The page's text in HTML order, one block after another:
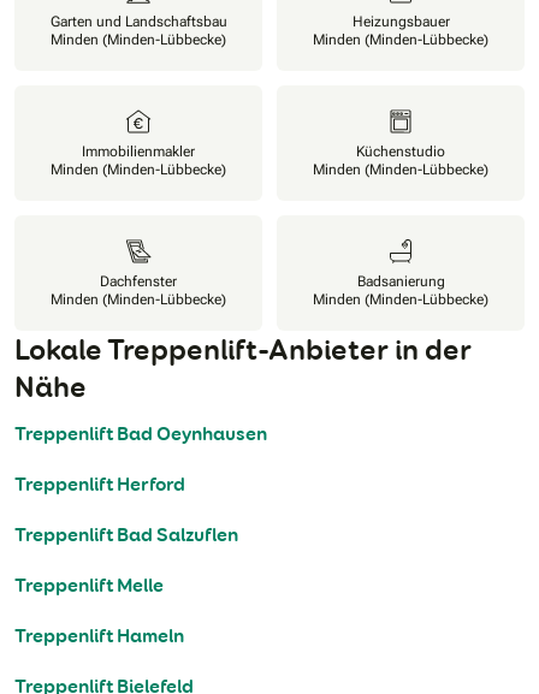
Garten und Landschaftsbau
Minden (Minden-Lübbecke)
Heizungsbauer
Minden (Minden-Lübbecke)
Immobilienmakler
Minden (Minden-Lübbecke)
Küchenstudio
Minden (Minden-Lübbecke)
Dachfenster
Minden (Minden-Lübbecke)
Badsanierung
Minden (Minden-Lübbecke)
Lokale Treppenlift-Anbieter in der
Nähe
Treppenlift Bad Oeynhausen
Treppenlift Herford
Treppenlift Bad Salzuflen
Treppenlift Melle
Treppenlift Hameln
Treppenlift Bielefeld